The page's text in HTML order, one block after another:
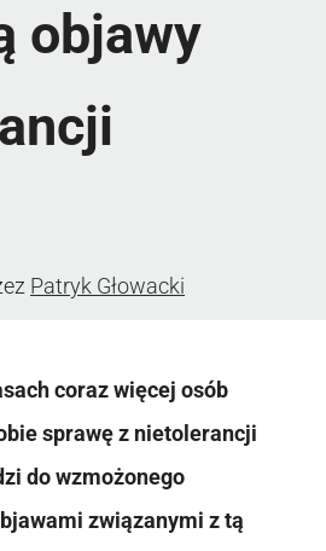
objawy
Patryk Głowacki
coraz więcej osób
sprawę z nietolerancji
do wzmożonego
związanymi z tą